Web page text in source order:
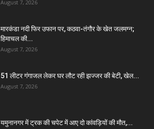
August 7, 2026
मारकंडा नदी फिर उफान पर, कठवा-तंगौर के खेत जलमग्न;
हिमाचल की...
August 7, 2026
51 लीटर गंगाजल लेकर घर लौट रही झज्जर की बेटी, खेल...
August 7, 2026
यमुनानगर में ट्रक की चपेट में आए दो कांवड़ियों की मौत,...